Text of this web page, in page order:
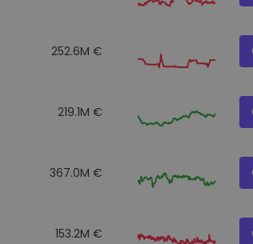
252.6M €
219.1M €
367.0M €
153.2M €